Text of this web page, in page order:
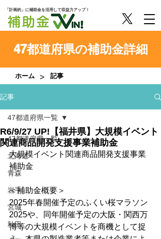
「計画的」に補助金を活用して収益力アップ！
47都道府県の補助金詳細
ホーム > 記事
記事
47都道府県一覧
北海道
青森
岩手
宮城
秋田
47都道府県一覧
R6/9/27 UP!【福井県】大規模イベント
関連商品開発支援事業補助金
大規模イベント関連商品開発支援事業
補助金
＜補助金概要＞
2025年春開催予定のふくい桜マラソン
2025や、同年開催予定の大阪・関西万
博等の大規模イベントを商機として捉